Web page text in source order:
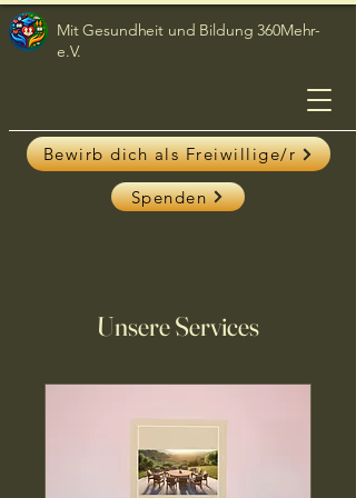
Mit Gesundheit und Bildung 360Mehr-
e.V.
Bewirb dich als Freiwillige/r
Spenden
Unsere Services